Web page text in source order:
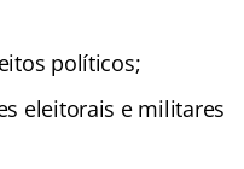
políticos;
eleitorais e militares